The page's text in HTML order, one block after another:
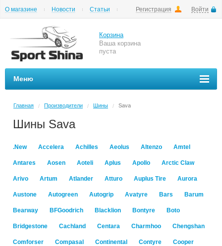
Регистрация Войти
О магазине Новости
Статьи
Корзина
Ваша корзина
пуста
Меню
Главная / Производители / Шины / Sava
Шины Sava
.New Accelera Achilles Aeolus Altenzo Amtel
Antares Aosen Aoteli Aplus Apollo Arctic Claw
Arivo Artum Atlander Atturo Auplus Tire Aurora
Austone Autogreen Autogrip Avatyre Bars Barum
Bearway BFGoodrich Blacklion Bontyre Boto
Bridgestone Cachland Centara Charmhoo Chengshan
Comforser Compasal Continental Contyre Cooper